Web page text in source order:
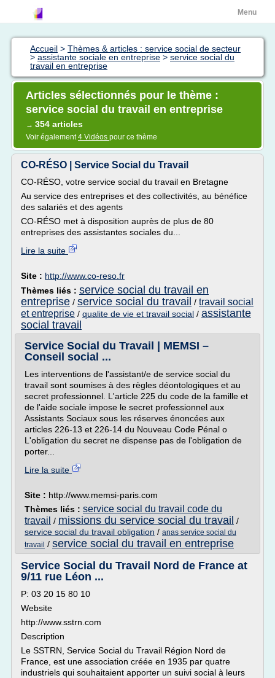
Menu
Accueil > Thèmes & articles : service social de secteur
> assistante sociale en entreprise > service social du
travail en entreprise
Articles sélectionnés pour le thème :
service social du travail en entreprise
→ 354 articles
Voir également4 Vidéos pour ce thème
CO-RÉSO | Service Social du Travail
CO-RÉSO, votre service social du travail en Bretagne
Au service des entreprises et des collectivités, au bénéfice
des salariés et des agents
CO-RÉSO met à disposition auprès de plus de 80
entreprises des assistantes sociales du...
Lire la suite
Site : http://www.co-reso.fr
Thèmes liés : service social du travail en
entreprise / service social du travail / travail social
et entreprise / qualite de vie et travail social / assistante
social travail
Service Social du Travail | MEMSI –
Conseil social ...
Les interventions de l'assistant/e de service social du
travail sont soumises à des règles déontologiques et au
secret professionnel. L'article 225 du code de la famille et
de l'aide sociale impose le secret professionnel aux
Assistants Sociaux sous les réserves énoncées aux
articles 226-13 et 226-14 du Nouveau Code Pénal o
L'obligation du secret ne dispense pas de l'obligation de
porter...
Lire la suite
Site : http://www.memsi-paris.com
Thèmes liés : service social du travail code du
travail / missions du service social du travail /
service social du travail obligation / anas service social du
travail / service social du travail en entreprise
Service Social du Travail Nord de France at
9/11 rue Léon ...
P: 03 20 15 80 10
Website
http://www.sstrn.com
Description
Le SSTRN, Service Social du Travail Région Nord de
France, est une association créée en 1935 par quatre
industriels qui souhaitaient apporter un suivi social à leurs